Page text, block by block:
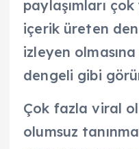
paylaşımları
içerik üreten
izleyen
dengeli gibi
Çok fazla viral
olumsuz